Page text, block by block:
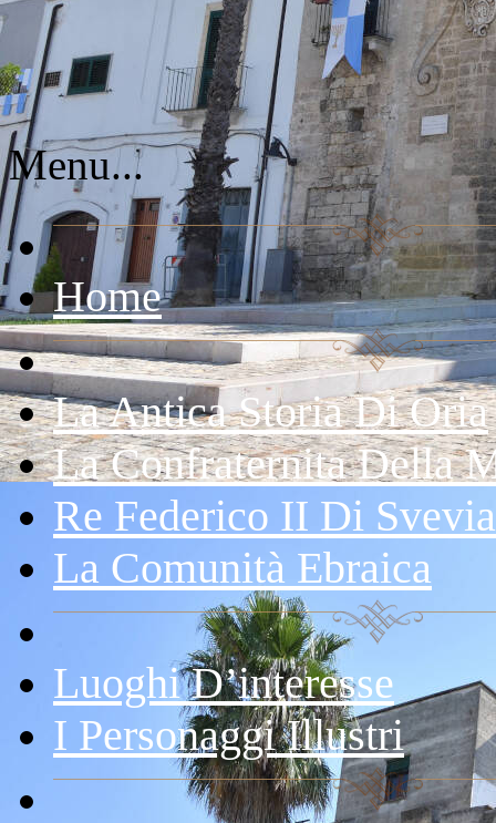
Menu...
Home
La Antica Storia Di Oria
La Confraternita Della
Re Federico II Di Svevia
La Comunità Ebraica
Luoghi D’interesse
I Personaggi Illustri